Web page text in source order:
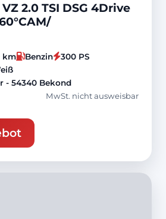
2.0 TSI DSG 4Drive
km Benzin
300 PS
- 54340 Bekond
MwSt. nicht ausweisbar